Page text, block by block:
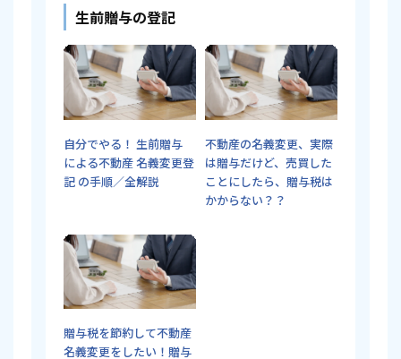
生前贈与の登記
自分でやる！ 生前贈与
による不動産 名義変更登
記 の手順／全解説
不動産の名義変更、実際
は贈与だけど、売買した
ことにしたら、贈与税は
かからない？？
贈与税を節約して不動産
名義変更をしたい！贈与